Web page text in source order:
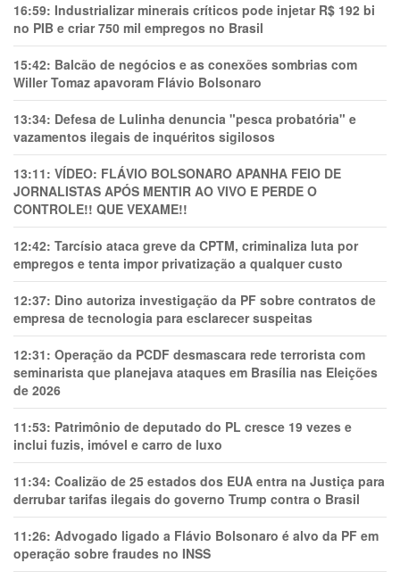
16:59: Industrializar minerais críticos pode injetar R$ 192 bi
no PIB e criar 750 mil empregos no Brasil
15:42: Balcão de negócios e as conexões sombrias com
Willer Tomaz apavoram Flávio Bolsonaro
13:34: Defesa de Lulinha denuncia "pesca probatória" e
vazamentos ilegais de inquéritos sigilosos
13:11: VÍDEO: FLÁVIO BOLSONARO APANHA FEIO DE
JORNALISTAS APÓS MENTIR AO VIVO E PERDE O
CONTROLE!! QUE VEXAME!!
12:42: Tarcísio ataca greve da CPTM, criminaliza luta por
empregos e tenta impor privatização a qualquer custo
12:37: Dino autoriza investigação da PF sobre contratos de
empresa de tecnologia para esclarecer suspeitas
12:31: Operação da PCDF desmascara rede terrorista com
seminarista que planejava ataques em Brasília nas Eleições
de 2026
11:53: Patrimônio de deputado do PL cresce 19 vezes e
inclui fuzis, imóvel e carro de luxo
11:34: Coalizão de 25 estados dos EUA entra na Justiça para
derrubar tarifas ilegais do governo Trump contra o Brasil
11:26: Advogado ligado a Flávio Bolsonaro é alvo da PF em
operação sobre fraudes no INSS